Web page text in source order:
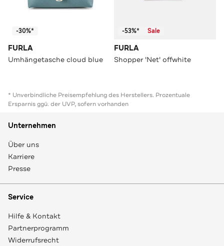
-30%*
FURLA
Umhängetasche cloud blue
-53%* Sale
FURLA
Shopper 'Net' offwhite
* Unverbindliche Preisempfehlung des Herstellers. Prozentuale
Ersparnis ggü. der UVP, sofern vorhanden
Unternehmen
Über uns
Karriere
Presse
Service
Hilfe & Kontakt
Partnerprogramm
Widerrufsrecht